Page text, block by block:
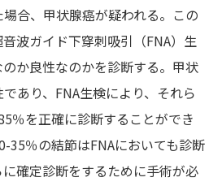
場合、甲状腺癌が疑われる。この
波ガイド下穿刺吸引（FNA）生
か良性なのかを診断する。甲状
あり、FNA生検により、それら
％を正確に診断することができ
35％の結節はFNAにおいても診断
確定診断をするために手術が必